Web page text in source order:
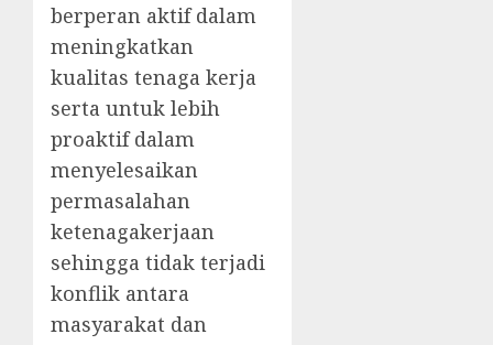
berperan aktif dalam
meningkatkan
kualitas tenaga kerja
serta untuk lebih
proaktif dalam
menyelesaikan
permasalahan
ketenagakerjaan
sehingga tidak terjadi
konflik antara
masyarakat dan